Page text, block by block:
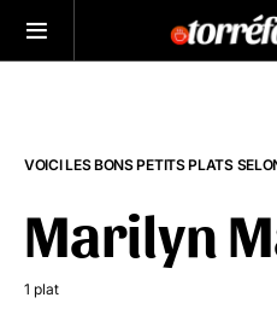
VOICI LES BONS PETITS PLATS
Marilyn
1 plat